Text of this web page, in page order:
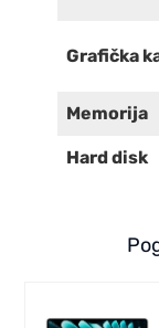
Grafička
Memorija
Hard disk